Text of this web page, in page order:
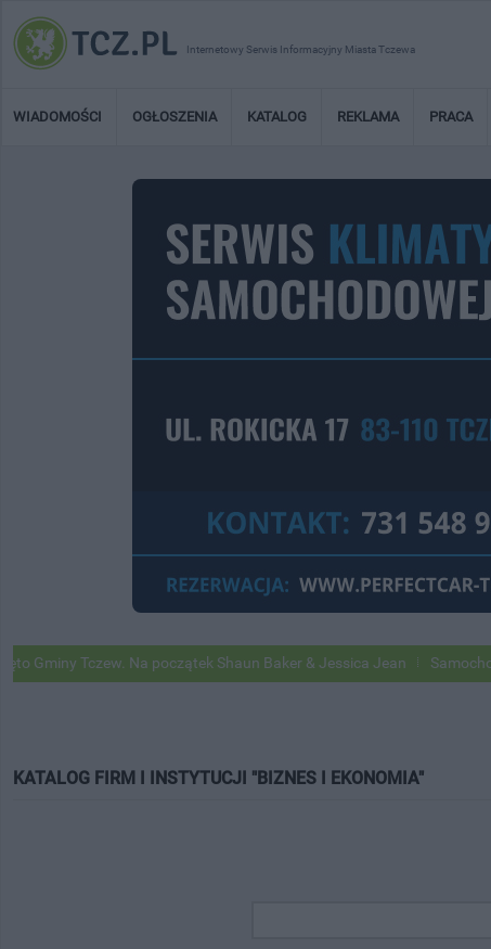
Internetowy Serwis Informacyjny Miasta Tczewa
WIADOMOŚCI OGŁOSZENIA KATALOG REKLAMA PRACA
Tczew. Na początek Shaun Baker & Jessica Jean Samochody
KATALOG FIRM I INSTYTUCJI "BIZNES I EKONOMIA"